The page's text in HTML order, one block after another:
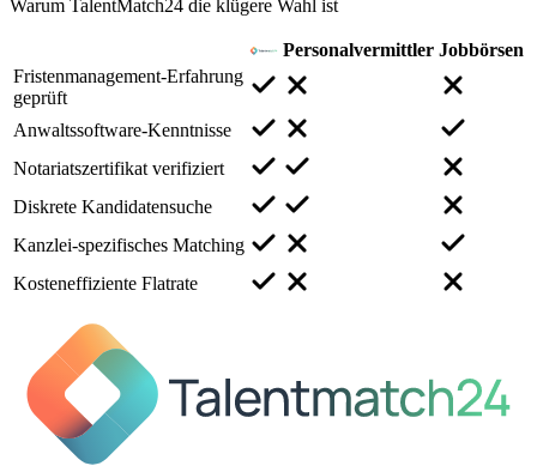
Warum TalentMatch24 die klügere Wahl ist
Personalvermittler Jobbörsen
Fristenmanagement-Erfahrung
geprüft
Anwaltssoftware-Kenntnisse
Notariatszertifikat verifiziert
Diskrete Kandidatensuche
Kanzlei-spezifisches Matching
Kosteneffiziente Flatrate